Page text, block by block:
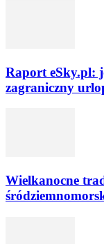
Raport eSky.pl:
zagraniczny
Wielkanocne